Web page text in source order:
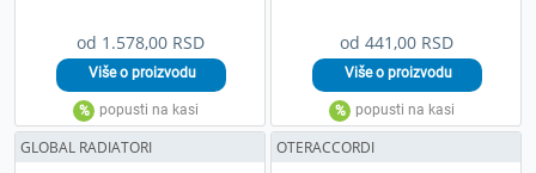
od 1.578,00 RSD od 441,00 RSD
GLOBAL RADIATORI OTERACCORDI